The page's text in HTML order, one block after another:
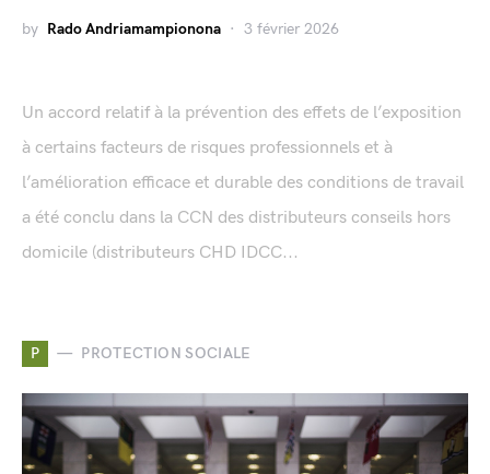
by Rado Andriamampionona 3 février 2026
Un accord relatif à la prévention des effets de l’exposition
à certains facteurs de risques professionnels et à
l’amélioration efficace et durable des conditions de travail
a été conclu dans la CCN des distributeurs conseils hors
domicile (distributeurs CHD IDCC...
P PROTECTION SOCIALE